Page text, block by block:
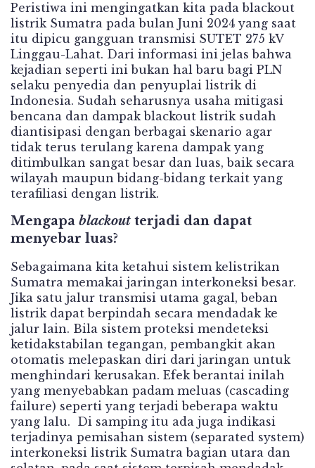
Peristiwa ini mengingatkan kita pada blackout
listrik Sumatra pada bulan Juni 2024 yang saat
itu dipicu gangguan transmisi SUTET 275 kV
Linggau-Lahat. Dari informasi ini jelas bahwa
kejadian seperti ini bukan hal baru bagi PLN
selaku penyedia dan penyuplai listrik di
Indonesia. Sudah seharusnya usaha mitigasi
bencana dan dampak blackout listrik sudah
diantisipasi dengan berbagai skenario agar
tidak terus terulang karena dampak yang
ditimbulkan sangat besar dan luas, baik secara
wilayah maupun bidang-bidang terkait yang
terafiliasi dengan listrik.
Mengapa blackout terjadi dan dapat
menyebar luas?
Sebagaimana kita ketahui sistem kelistrikan
Sumatra memakai jaringan interkoneksi besar.
Jika satu jalur transmisi utama gagal, beban
listrik dapat berpindah secara mendadak ke
jalur lain. Bila sistem proteksi mendeteksi
ketidakstabilan tegangan, pembangkit akan
otomatis melepaskan diri dari jaringan untuk
menghindari kerusakan. Efek berantai inilah
yang menyebabkan padam meluas (cascading
failure) seperti yang terjadi beberapa waktu
yang lalu. Di samping itu ada juga indikasi
terjadinya pemisahan sistem (separated system)
interkoneksi listrik Sumatra bagian utara dan